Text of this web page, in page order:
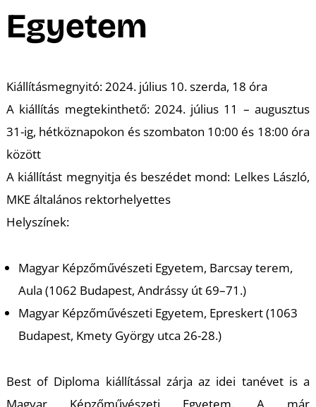
Egyetem
Kiállításmegnyitó: 2024. július 10. szerda, 18 óra
A kiállítás megtekinthető: 2024. július 11 – augusztus
31-ig, hétköznapokon és szombaton 10:00 és 18:00 óra
között
A kiállítást megnyitja és beszédet mond: Lelkes László,
MKE általános rektorhelyettes
Helyszínek:
Magyar Képzőművészeti Egyetem, Barcsay terem,
Aula (1062 Budapest, Andrássy út 69–71.)
Magyar Képzőművészeti Egyetem, Epreskert (1063
Budapest, Kmety György utca 26-28.)
Best of Diploma kiállítással zárja az idei tanévet is a